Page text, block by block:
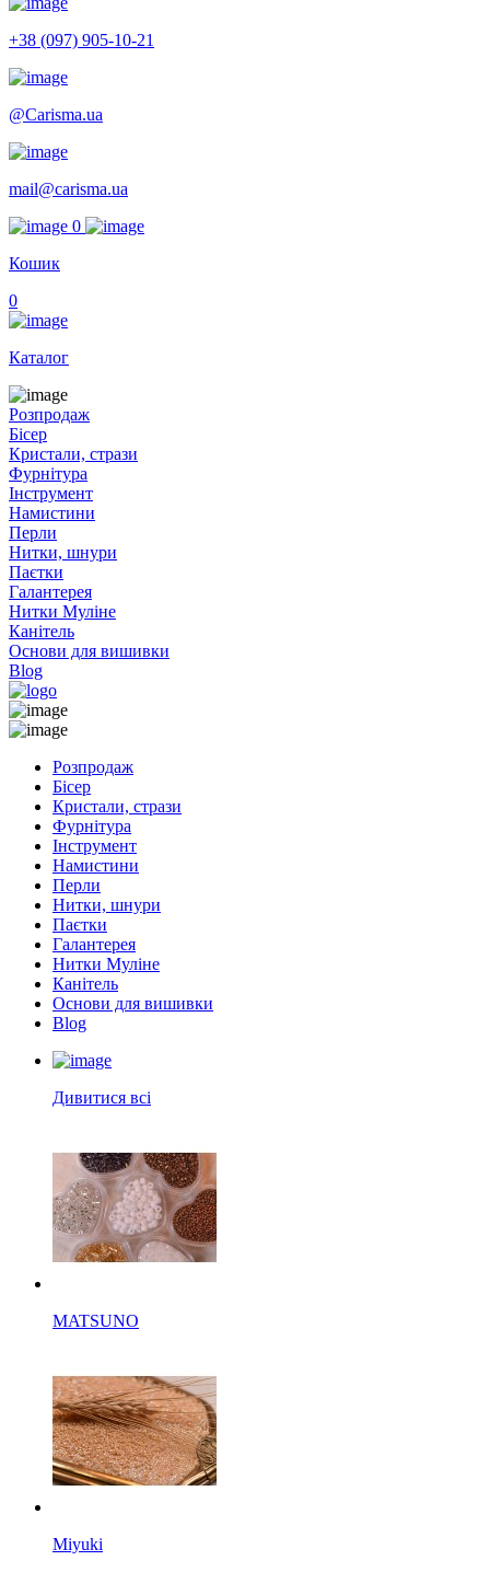
+38 (097) 905-10-21
@Carisma.ua
mail@carisma.ua
0
Кошик
0
Каталог
Розпродаж
Бісер
Кристали, стрази
Фурнітура
Інструмент
Намистини
Перли
Нитки, шнури
Паєтки
Галантерея
Нитки Муліне
Канітель
Основи для вишивки
Blog
Розпродаж
Бісер
Кристали, стрази
Фурнітура
Інструмент
Намистини
Перли
Нитки, шнури
Паєтки
Галантерея
Нитки Муліне
Канітель
Основи для вишивки
Blog
Дивитися всі
MATSUNO
Miyuki